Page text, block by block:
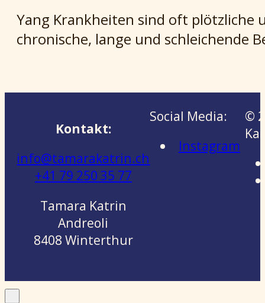
Yang Krankheiten sind oft plötzliche
chronische, lange und schleichende
Kontakt:
info@tamarakatrin.ch
+41 79 250 35 77
Tamara Katrin
Andreoli
8408 Winterthur
Social Media:
Instagram
©